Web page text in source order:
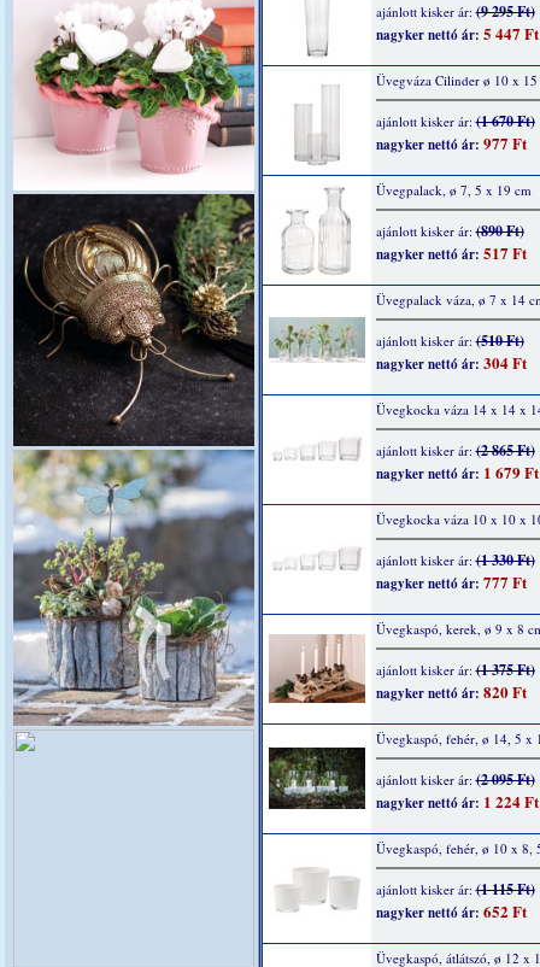
ajánlott kisker ár:(9 295 Ft)
nagyker nettó ár: 5 447 Ft
Üvegváza Cilinder ø 10 x 15
ajánlott kisker ár:(1 670 Ft)
nagyker nettó ár: 977 Ft
Üvegpalack, ø 7, 5 x 19 cm
ajánlott kisker ár:(890 Ft)
nagyker nettó ár: 517 Ft
Üvegpalack váza, ø 7 x 14
ajánlott kisker ár:(510 Ft)
nagyker nettó ár: 304 Ft
Üvegkocka váza 14 x 14 x
ajánlott kisker ár:(2 865 Ft)
nagyker nettó ár: 1 679 Ft
Üvegkocka váza 10 x 10 x
ajánlott kisker ár:(1 330 Ft)
nagyker nettó ár: 777 Ft
Üvegkaspó, kerek, ø 9 x 8
ajánlott kisker ár:(1 375 Ft)
nagyker nettó ár: 820 Ft
Üvegkaspó, fehér, ø 14, 5 x
ajánlott kisker ár:(2 095 Ft)
nagyker nettó ár: 1 224 Ft
Üvegkaspó, fehér, ø 10 x 8,
ajánlott kisker ár:(1 115 Ft)
nagyker nettó ár: 652 Ft
Üvegkaspó, átlátszó, ø 12 x